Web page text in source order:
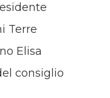
Terre
Elisa
consiglio